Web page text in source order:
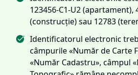
123456-C1-U2 (apartament),
(construcție) sau 12783
Identificatorul electronic
câmpurile «Număr de Carte
«Număr Cadastru», câmpul